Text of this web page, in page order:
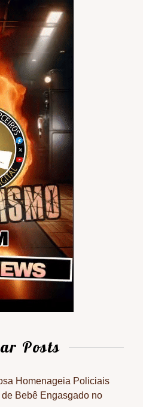
Posts
Homenageia Policiais
Bebê Engasgado no